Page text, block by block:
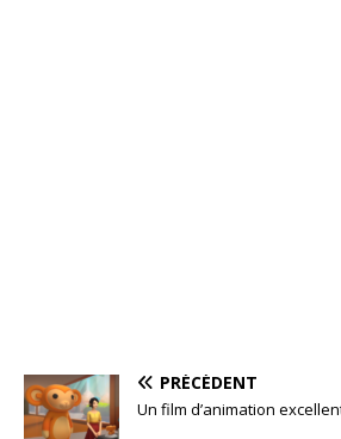
PRÉCÉDENT
Un film d’animation